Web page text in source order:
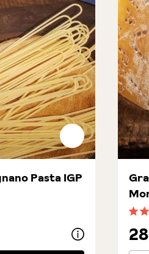
von 4.5 von 5 Sternen
Pasta IGP